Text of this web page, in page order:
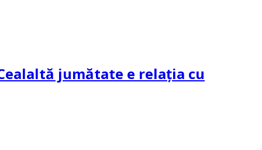
jumătate e relația cu